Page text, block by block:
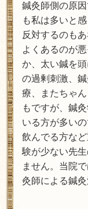
鍼灸師側の原
も私は多いと
反対するのも
よくあるのが
か、太い鍼を
の過剰刺激、
療、またちゃ
もですが、鍼
いる方が多い
飲んでる方な
験が少ない先
ません。当院
灸師による鍼